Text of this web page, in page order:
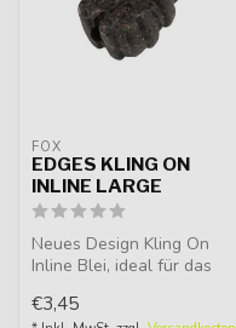
FOX
EDGES KLING ON
INLINE LARGE
Neues Design Kling On
Inline Blei, ideal für das
des ...
€3,45